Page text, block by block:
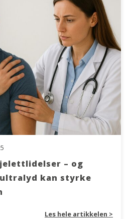
– og
ultralyd kan styrke
Les hele artikkelen >